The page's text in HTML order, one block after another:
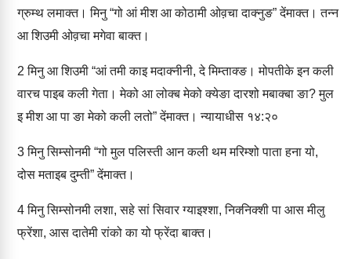
ग्रुम्‍थ लमाक्‍त। मिनु “गो आं मीश आ कोठामी ओव़चा दाक्‍नुङ” देंमाक्‍त। तन्‍न
आ शिउमी ओव़चा मगेवा बाक्‍त।
2 मिनु आ शिउमी “आं तमी काइ मदाक्‍नीनी, दे मिम्‍ताक्‍ङ। मोपतीके इन कली
वारच पाइब कली गेता। मेको आ लोक्‍ब मेको क्‍येङा दारशो मबाक्‍बा ङा? मुल
इ मीश आ पा ङा मेको कली लतो” देंमाक्‍त। न्‍यायाधीस १४:२०
3मिनु सिम्‍सोनमी “गो मुल पलिस्‍ती आन कली थम मरिम्‍शो पाता हना यो,
दोस मताइब दुम्‍ती” देंमाक्‍त।
4मिनु सिम्‍सोनमी लशा, सहे सां सिवार ग्‍याइश्‍शा, निक्‍‍निक्‍शी पा आस मीलु
फ्रेंशा, आस दातेमी रांको का यो फ्रेंदा बाक्‍त।